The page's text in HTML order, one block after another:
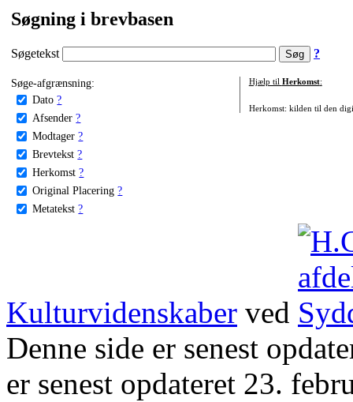
Søgning i brevbasen
Søgetekst ?
Søge-afgrænsning:
Dato ?
Afsender ?
Modtager ?
Brevtekst ?
Herkomst ?
Original Placering ?
Metatekst ?
Hjælp til Herkomst:
Herkomst: kilden til den
Kulturvidenskaber ved
Denne side er senest
er senest opdateret 23.